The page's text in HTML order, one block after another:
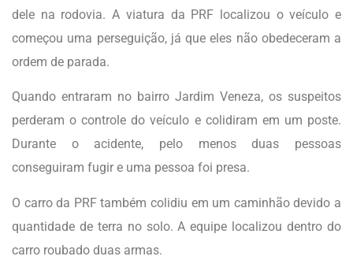
dele na rodovia. A viatura da PRF localizou o veículo e
começou uma perseguição, já que eles não obedeceram a
ordem de parada.
Quando entraram no bairro Jardim Veneza, os suspeitos
perderam o controle do veículo e colidiram em um poste.
Durante o acidente, pelo menos duas pessoas
conseguiram fugir e uma pessoa foi presa.
O carro da PRF também colidiu em um caminhão devido a
quantidade de terra no solo. A equipe localizou dentro do
carro roubado duas armas.